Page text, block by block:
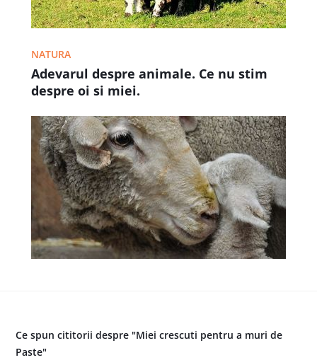
NATURA
Adevarul despre animale. Ce nu stim
despre oi si miei.
Ce spun cititorii despre "Miei crescuti pentru a muri de
Paste"